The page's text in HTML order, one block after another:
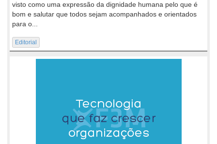
visto como uma expressão da dignidade humana pelo que é
bom e salutar que todos sejam acompanhados e orientados
para o...
Editorial